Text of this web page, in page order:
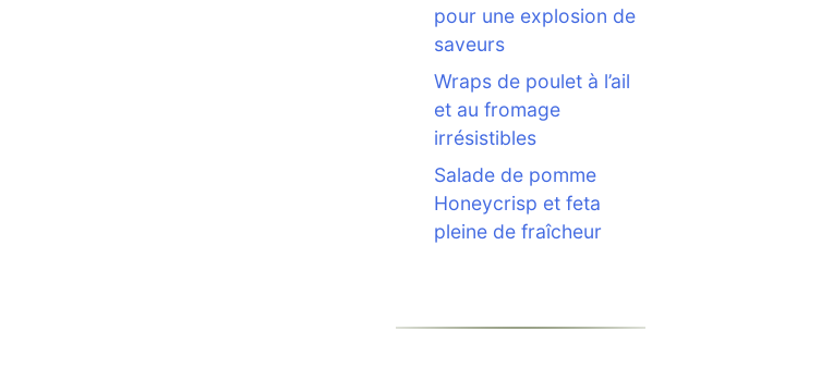
pour une explosion de
saveurs
Wraps de poulet à l’ail
et au fromage
irrésistibles
Salade de pomme
Honeycrisp et feta
pleine de fraîcheur